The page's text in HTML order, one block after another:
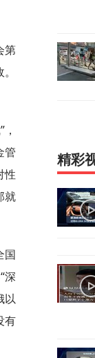
第
管
性
就
国
深
以
有
精彩